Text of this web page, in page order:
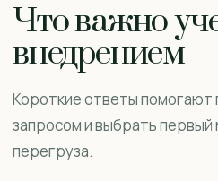
Что важно
внедрением
Короткие ответы помогают
запросом и выбрать первый
перегруза.